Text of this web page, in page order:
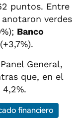
puntos. Entre
verdes
Banco
(+3,7%).
General,
que, en el
financiero